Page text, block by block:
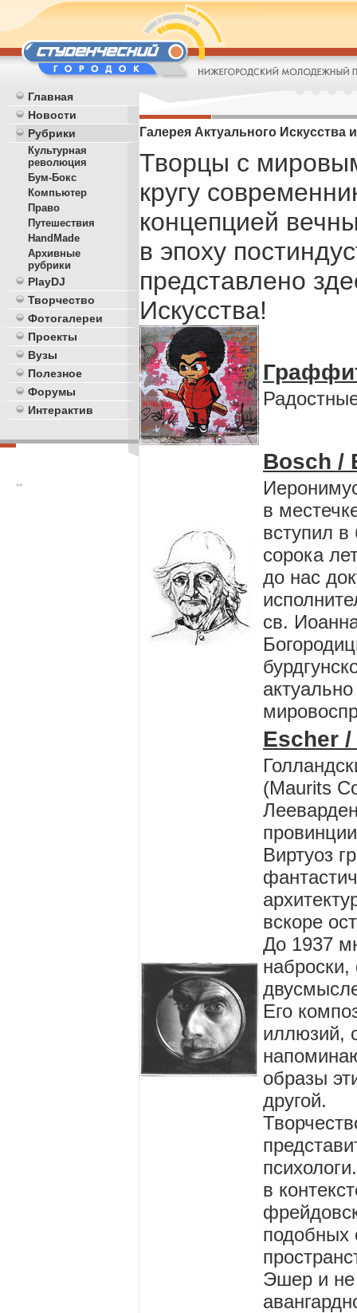
Главная
Новости
Рубрики
Культурная
революция
Бум-Бокс
Компьютер
Право
Путешествия
HandMade
Архивные
рубрики
PlayDJ
Творчество
Фотогалереи
Проекты
Вузы
Полезное
Форумы
Интерактив
**
Галерея Aктуального Искусства
Творцы с
кругу
концепцией
в эпоху
представлено
Искусства!
Bosch /
в
вступил в
сорока
до нас
св.
Escher
(Maurits
Виртуоз
вскоре
До 1937
Его
иллюзий,
образы
другой.
в
подобных
Эшер и не